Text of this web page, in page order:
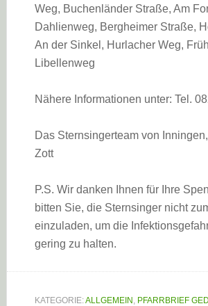
Weg, Buchenländer Straße, Am
Dahlienweg, Bergheimer Straße,
An der Sinkel, Hurlacher Weg,
Libellenweg
Nähere Informationen unter: Tel.
Das Sternsingerteam von
Zott
P.S. Wir danken Ihnen für Ihre
bitten Sie, die Sternsinger nicht
einzuladen, um die
gering zu halten.
KATEGORIE:ALLGEMEIN , PFARRBRIEF